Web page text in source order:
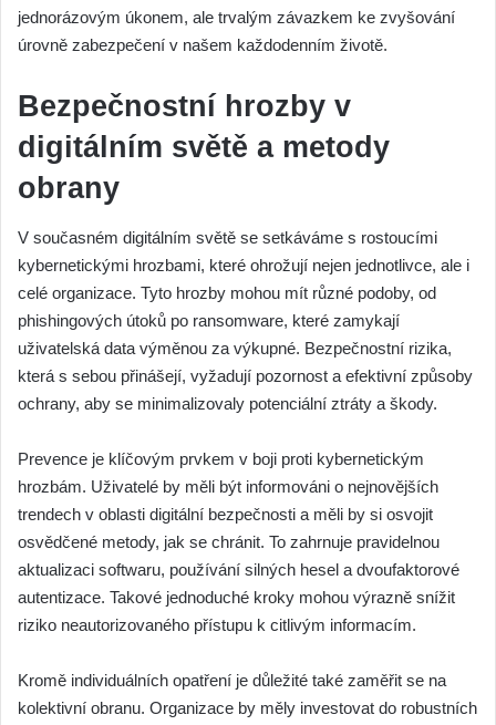
jednorázovým úkonem, ale trvalým závazkem ke zvyšování
úrovně zabezpečení v našem každodenním životě.
Bezpečnostní hrozby v
digitálním světě a metody
obrany
V současném digitálním světě se setkáváme s rostoucími
kybernetickými hrozbami, které ohrožují nejen jednotlivce, ale i
celé organizace. Tyto hrozby mohou mít různé podoby, od
phishingových útoků po ransomware, které zamykají
uživatelská data výměnou za výkupné. Bezpečnostní rizika,
která s sebou přinášejí, vyžadují pozornost a efektivní způsoby
ochrany, aby se minimalizovaly potenciální ztráty a škody.
Prevence je klíčovým prvkem v boji proti kybernetickým
hrozbám. Uživatelé by měli být informováni o nejnovějších
trendech v oblasti digitální bezpečnosti a měli by si osvojit
osvědčené metody, jak se chránit. To zahrnuje pravidelnou
aktualizaci softwaru, používání silných hesel a dvoufaktorové
autentizace. Takové jednoduché kroky mohou výrazně snížit
riziko neautorizovaného přístupu k citlivým informacím.
Kromě individuálních opatření je důležité také zaměřit se na
kolektivní obranu. Organizace by měly investovat do robustních